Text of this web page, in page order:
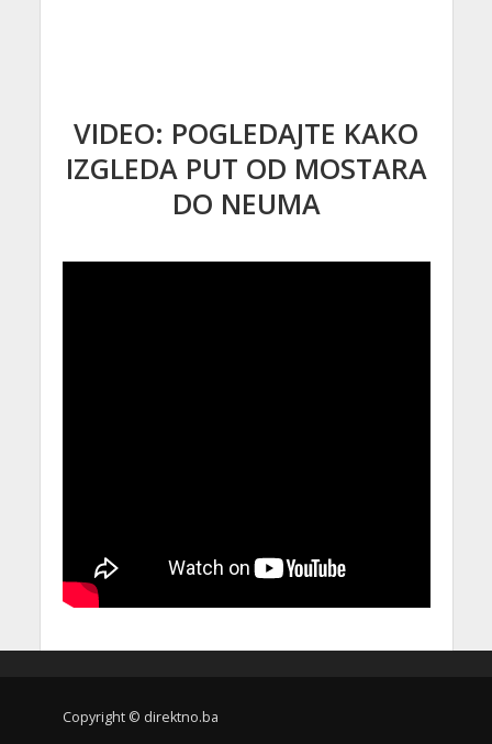
VIDEO: POGLEDAJTE KAKO
IZGLEDA PUT OD MOSTARA
DO NEUMA
Copyright © direktno.ba